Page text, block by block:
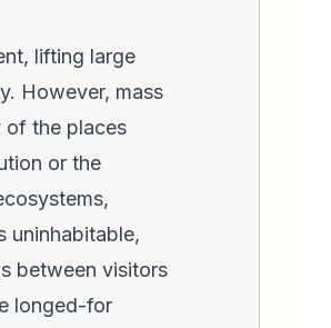
lifting large
However, mass
of the places
or the
uninhabitable,
between visitors
longed-for